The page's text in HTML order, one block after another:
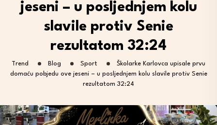
jeseni – u posljednjem kolu
slavile protiv Senie
rezultatom 32:24
Trend Blog Sport
Školarke Karlovca upisale prvu
domaću pobjedu ove jeseni – u posljednjem kolu slavile protiv Senie
rezultatom 32:24